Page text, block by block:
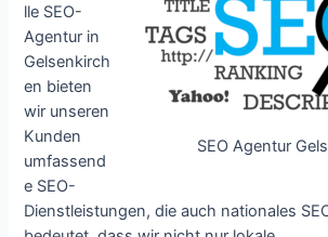
SEO Agentur
lle SEO-
Agentur in
Gelsenkirch
en bieten
wir unseren
Kunden
umfassend
e SEO-
Dienstleistungen, die auch nationales